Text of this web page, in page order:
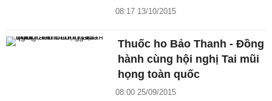
08:17 13/10/2015
Thuốc ho Bảo Thanh - Đồng
hành cùng hội nghị Tai mũi
họng toàn quốc
08:00 25/09/2015